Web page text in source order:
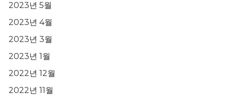
2023년 5월
2023년 4월
2023년 3월
2023년 1월
2022년 12월
2022년 11월